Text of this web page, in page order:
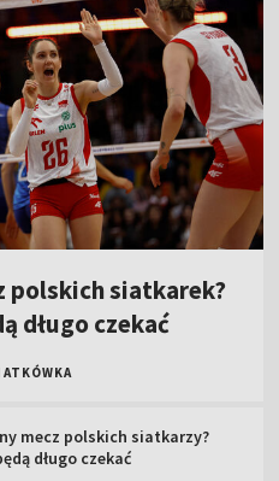
polskich siatkarek?
długo czekać
mecz polskich siatkarzy?
długo czekać